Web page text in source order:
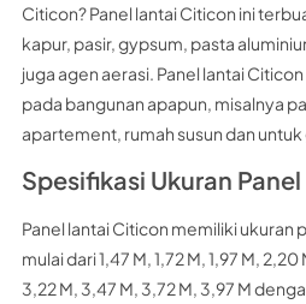
Citicon? Panel lantai Citicon ini
kapur, pasir, gypsum, pasta
juga agen aerasi. Panel lantai
pada bangunan apapun, misalnya
apartement, rumah susun dan
Spesifikasi Ukuran
Panel lantai Citicon memiliki ukuran
mulai dari 1,47 M, 1,72 M, 1,97 M,
3,22 M, 3,47 M, 3,72 M, 3,97 M